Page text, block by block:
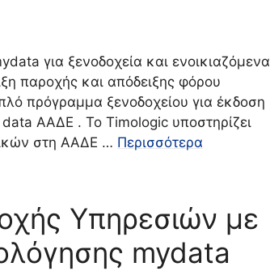
για ξενοδοχεία και ενοικιαζόμενα
παροχής και απόδειξης φόρου
πρόγραμμα ξενοδοχείου για έκδοση
data ΑΑΔΕ . Το Timologic υποστηρίζει
στη ΑΑΔΕ … Περισσότερα
Υπηρεσιών με
mydata